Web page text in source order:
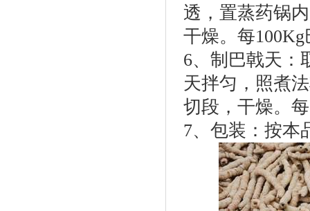
透，置蒸药锅
干燥。每
6、制巴戟天：
天拌匀，照煮
切段，干燥。
7、包装：按本